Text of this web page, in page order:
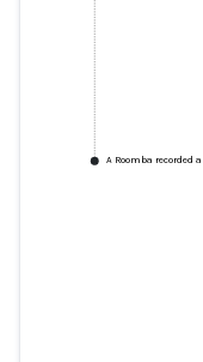
A Roomba recorded